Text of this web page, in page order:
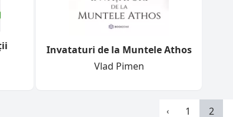
Invataturi de la Muntele Athos
Vlad Pimen
‹ 1 2